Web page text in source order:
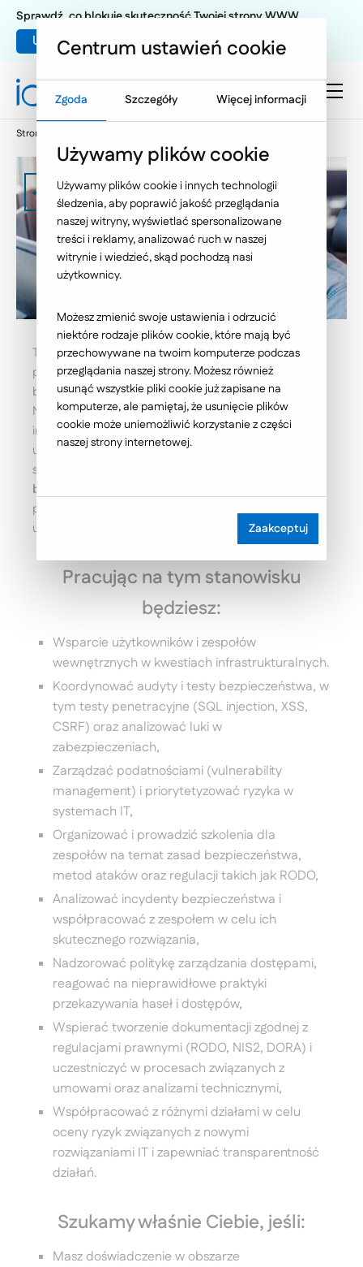
Umów warsztat UX
Sprawdź, co blokuje skuteczność Twojej strony WWW
Strona główna
Zobacz wszystkie oferty
Tworzymy oprogramowanie dla dużych i średnich
przedsiębiorstw, wspierając je w osiąganiu celów
biznesowych dzięki nowoczesnym technologiom.
Nasze projekty opierają się na stabilnej i wydajnej
infrastrukturze, którą stale rozwijamy i
utrzymujemy. Aktualnie poszukujemy osoby na
stanowisko
bezpieczeństwa IT
przygotowanie, zarządzanie i monitorowanie platform
uruchomieniowych dla naszych aplikacji.
Pracując na tym stanowisku
będziesz:
Wsparcie użytkowników i zespołów
wewnętrznych w kwestiach infrastrukturalnych.
Koordynować audyty i testy bezpieczeństwa, w
tym testy penetracyjne (SQL injection, XSS,
CSRF) oraz analizować luki w
zabezpieczeniach,
Zarządzać podatnościami (vulnerability
management) i priorytetyzować ryzyka w
systemach IT,
Organizować i prowadzić szkolenia dla
zespołów na temat zasad bezpieczeństwa,
metod ataków oraz regulacji takich jak RODO,
Analizować incydenty bezpieczeństwa i
współpracować z zespołem w celu ich
skutecznego rozwiązania,
Nadzorować politykę zarządzania dostępami,
reagować na nieprawidłowe praktyki
przekazywania haseł i dostępów,
Wspierać tworzenie dokumentacji zgodnej z
regulacjami prawnymi (RODO, NIS2, DORA) i
uczestniczyć w procesach związanych z
umowami oraz analizami technicznymi,
Współpracować z różnymi działami w celu
oceny ryzyk związanych z nowymi
rozwiązaniami IT i zapewniać transparentność
działań.
Szukamy właśnie Ciebie, jeśli:
Masz doświadczenie w obszarze
Centrum ustawień cookie
Zgoda Szczegóły Więcej informacji
Używamy plików cookie
Używamy plików cookie i innych technologii
śledzenia, aby poprawić jakość przeglądania
naszej witryny, wyświetlać spersonalizowane
treści i reklamy, analizować ruch w naszej
witrynie i wiedzieć, skąd pochodzą nasi
użytkownicy.
Możesz zmienić swoje ustawienia i odrzucić
niektóre rodzaje plików cookie, które mają być
przechowywane na twoim komputerze podczas
przeglądania naszej strony. Możesz również
usunąć wszystkie pliki cookie już zapisane na
komputerze, ale pamiętaj, że usunięcie plików
cookie może uniemożliwić korzystanie z części
naszej strony internetowej.
Zaakceptuj